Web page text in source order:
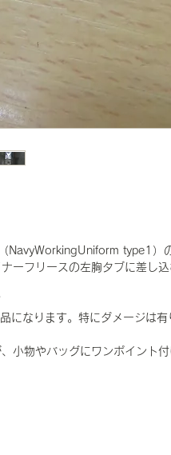
NavyWorkingUniform type1）
ーフリースの左胸タブに差し込
になります。特にダメージは有
小物やバッグにワンポイント